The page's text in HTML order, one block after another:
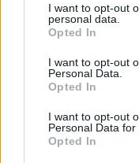
I want to opt-out
personal data.
Opted In
I want to opt-out
Personal Data.
Opted In
I want to opt-out
Personal Data for
Opted In
co to
Coraz częściej
przeważnie. Później silny ból , jakby do wejścia
do odbytu. Ból
około 2
POWIĄZANE